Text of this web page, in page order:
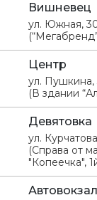
Вишневец
ул. Южная,
Центр
ул. Пушкина,
(В здании
Девятовка
ул.
(Справа от
"Копеечка",
Автовокзал